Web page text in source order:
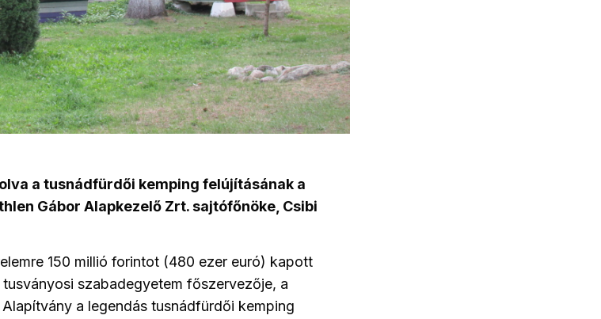
a tusnádfürdői kemping felújításának a
Gábor Alapkezelő Zrt. sajtófőnöke, Csibi
150 millió forintot (480 ezer euró) kapott
szabadegyetem főszervezője, a
a legendás tusnádfürdői kemping